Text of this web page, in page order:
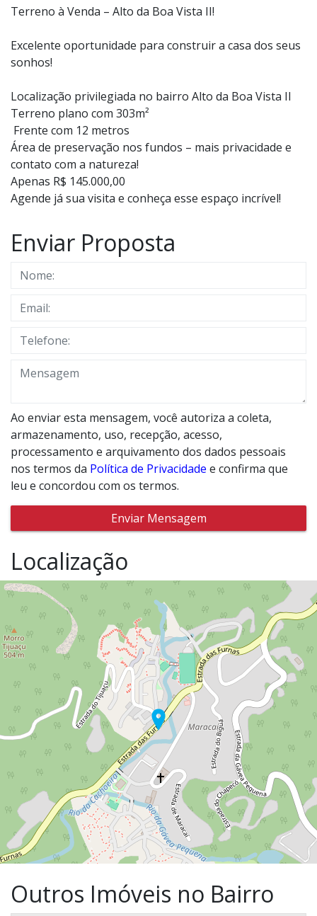
Terreno à Venda – Alto da Boa Vista II!
Excelente oportunidade para construir a casa dos seus
sonhos!
Localização privilegiada no bairro Alto da Boa Vista II
Terreno plano com 303m²
️ Frente com 12 metros
Área de preservação nos fundos – mais privacidade e
contato com a natureza!
Apenas R$ 145.000,00
Agende já sua visita e conheça esse espaço incrível!
Enviar Proposta
Ao enviar esta mensagem, você autoriza a coleta,
armazenamento, uso, recepção, acesso,
processamento e arquivamento dos dados pessoais
nos termos da Política de Privacidade e confirma que
leu e concordou com os termos.
Enviar Mensagem
Localização
Outros Imóveis no Bairro